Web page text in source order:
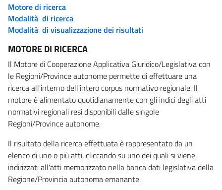
Motore di ricerca
Modalità di ricerca
Modalità di visualizzazione dei risultati
MOTORE DI RICERCA
Il Motore di Cooperazione Applicativa Giuridico/Legislativa con
le Regioni/Province autonome permette di effettuare una
ricerca all'interno dell'intero corpus normativo regionale. Il
motore è alimentato quotidianamente con gli indici degli atti
normativi regionali resi disponibili dalle singole
Regioni/Province autonome.
Il risultato della ricerca effettuata è rappresentato da un
elenco di uno o più atti, cliccando su uno dei quali si viene
indirizzati all'atti memorizzato nella banca dati legislativa della
Regione/Provincia autonoma emanante.